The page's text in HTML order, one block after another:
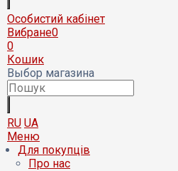
Особистий кабінет
Вибране0
0
Кошик
Выбор магазина
RU UA
Меню
Для покупців
Про нас